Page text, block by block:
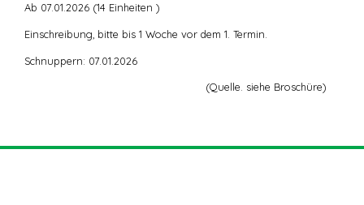
Ab 07.01.2026 (14 Einheiten )
Einschreibung, bitte bis 1 Woche vor dem 1. Termin.
Schnuppern: 07.01.2026
(Quelle. siehe Broschüre)